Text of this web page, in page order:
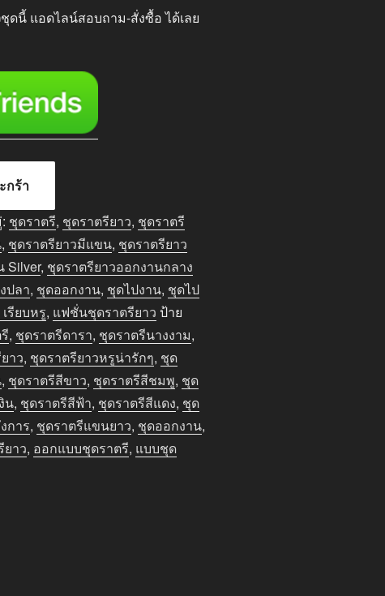
ชุดนี้ แอดไลน์สอบถาม-สั่งซื้อ ได้เลย
กร้า
ชุดราตรี, ชุดราตรียาว, ชุดราตรี
, ชุดราตรียาวมีแขน, ชุดราตรียาว
Silver, ชุดราตรียาวออกงานกลาง
ปลา, ชุดออกงาน, ชุดไปงาน, ชุดไป
รียบหรู, แฟชั่นชุดราตรียาว ป้าย
, ชุดราตรีดารา, ชุดราตรีนางงาม,
าว, ชุดราตรียาวหรูน่ารักๆ, ชุด
, ชุดราตรีสีขาว, ชุดราตรีสีชมพู, ชุด
น, ชุดราตรีสีฟ้า, ชุดราตรีสีแดง, ชุด
การ, ชุดราตรีแขนยาว, ชุดออกงาน,
ยาว, ออกแบบชุดราตรี, แบบชุด